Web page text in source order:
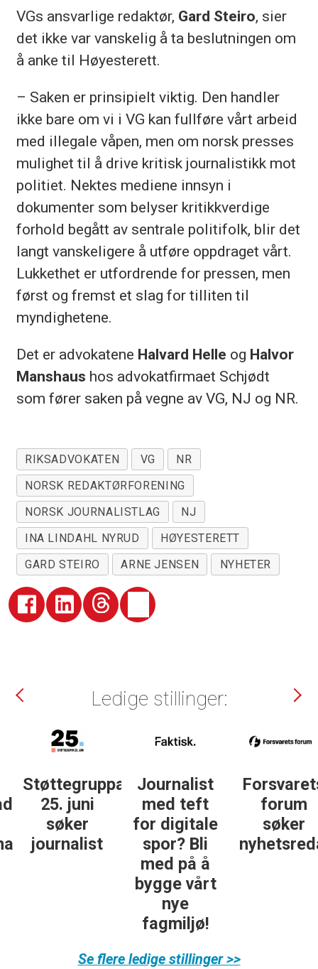
VGs ansvarlige redaktør, Gard Steiro, sier
det ikke var vanskelig å ta beslutningen om
å anke til Høyesterett.
– Saken er prinsipielt viktig. Den handler
ikke bare om vi i VG kan fullføre vårt arbeid
med illegale våpen, men om norsk presses
mulighet til å drive kritisk journalistikk mot
politiet. Nektes mediene innsyn i
dokumenter som belyser kritikkverdige
forhold begått av sentrale politifolk, blir det
langt vanskeligere å utføre oppdraget vårt.
Lukkethet er utfordrende for pressen, men
først og fremst et slag for tilliten til
myndighetene.
Det er advokatene Halvard Helle og Halvor
Manshaus hos advokatfirmaet Schjødt
som fører saken på vegne av VG, NJ og NR.
RIKSADVOKATEN VG
NR
NORSK REDAKTØRFORENING
NORSK JOURNALISTLAG
NJ
INA LINDAHL NYRUD
HØYESTERETT
GARD STEIRO
ARNE JENSEN NYHETER
Ledige stillinger:
Støttegruppa
25. juni
søker
journalist
Journalist
med teft
for digitale
spor? Bli
med på å
bygge vårt
nye
fagmiljø!
Forsvarets
forum
søker
Se flere ledige stillinger >>